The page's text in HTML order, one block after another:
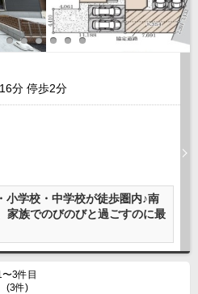
16分 停歩2分
小学校・中学校が徒歩圏内♪南
家族でのびのびと過ごすのに最
〜3件目
(3件)
古一戸建
ンション
地
戸建
戸建
ョン